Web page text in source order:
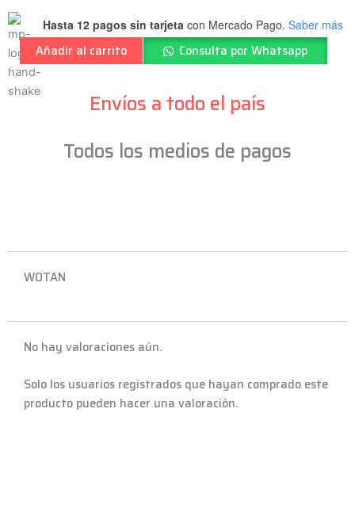
Hasta 12 pagos sin tarjeta con Mercado Pago. Saber más
Guitarra
Tele
-
Negra
-
Añadir al carrito Consulta por Whatsapp
Envíos a todo el país
Todos los medios de pagos
WOTAN
No hay valoraciones aún.
Solo los usuarios registrados que hayan comprado este
producto pueden hacer una valoración.